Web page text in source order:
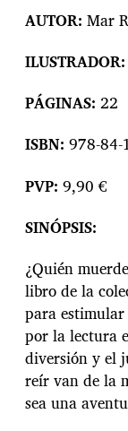
AUTOR: Mar
ILUSTRADOR:
PÁGINAS: 22
ISBN: 978-84-
PVP: 9,90 €
SINÓPSIS:
¿Quién
libro de la
para
por la lectura
diversión y el
reír van de la
sea una